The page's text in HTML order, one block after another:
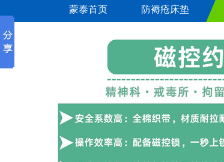
蒙泰首页 防褥疮床垫